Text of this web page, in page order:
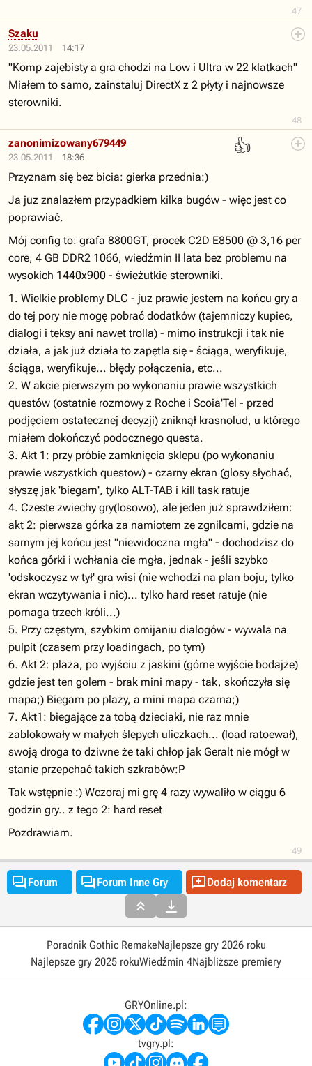
47
23.05.2011 14:17
48
Szaku
"Komp zajebisty a gra chodzi na Low i Ultra w 22 klatkach"
Miałem to samo, zainstaluj DirectX z 2 płyty i najnowsze
sterowniki.
23.05.2011 18:36
👍
49
zanonimizowany679449
Przyznam się bez bicia: gierka przednia:)
Ja juz znalazłem przypadkiem kilka bugów - więc jest co
poprawiać.
Mój config to: grafa 8800GT, procek C2D E8500 @ 3,16 per
core, 4 GB DDR2 1066, wiedźmin II lata bez problemu na
wysokich 1440x900 - świeżutkie sterowniki.
1. Wielkie problemy DLC - juz prawie jestem na końcu gry a
do tej pory nie mogę pobrać dodatków (tajemniczy kupiec,
dialogi i teksy ani nawet trolla) - mimo instrukcji i tak nie
działa, a jak już działa to zapętla się - ściąga, weryfikuje,
ściąga, weryfikuje... błędy połączenia, etc...
2. W akcie pierwszym po wykonaniu prawie wszystkich
questów (ostatnie rozmowy z Roche i Scoia'Tel - przed
podjęciem ostatecznej decyzji) zniknął krasnolud, u którego
miałem dokończyć podocznego questa.
3. Akt 1: przy próbie zamknięcia sklepu (po wykonaniu
prawie wszystkich questow) - czarny ekran (glosy słychać,
słyszę jak 'biegam', tylko ALT-TAB i kill task ratuje
4. Czeste zwiechy gry(losowo), ale jeden już sprawdziłem:
akt 2: pierwsza górka za namiotem ze zgnilcami, gdzie na
samym jej końcu jest "niewidoczna mgła" - dochodzisz do
końca górki i wchłania cie mgła, jednak - jeśli szybko
'odskoczysz w tył' gra wisi (nie wchodzi na plan boju, tylko
ekran wczytywania i nic)... tylko hard reset ratuje (nie
pomaga trzech króli...)
5. Przy częstym, szybkim omijaniu dialogów - wywala na
pulpit (czasem przy loadingach, po tym)
6. Akt 2: plaża, po wyjściu z jaskini (górne wyjście bodajże)
gdzie jest ten golem - brak mini mapy - tak, skończyła się
mapa;) Biegam po plaży, a mini mapa czarna;)
7. Akt1: biegające za tobą dzieciaki, nie raz mnie
zablokowały w małych ślepych uliczkach... (load ratoewał),
swoją droga to dziwne że taki chłop jak Geralt nie mógł w
stanie przepchać takich szkrabów:P
Tak wstępnie :) Wczoraj mi grę 4 razy wywaliło w ciągu 6
godzin gry.. z tego 2: hard reset
Pozdrawiam.
Forum Forum Inne Gry Dodaj komentarz
 
Poradnik Gothic RemakeNajlepsze gry 2026 roku
Najlepsze gry 2025 rokuWiedźmin 4Najbliższe premiery
GRYOnline.pl:
tvgry.pl: